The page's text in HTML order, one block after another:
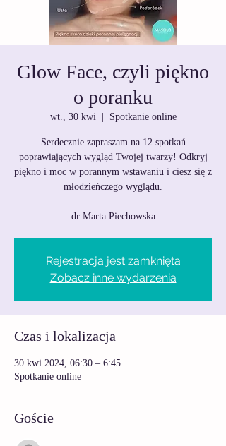
Glow Face, czyli piękno
o poranku
wt., 30 kwi
  |
Spotkanie online
Serdecznie zapraszam na 12 spotkań
poprawiających wygląd Twojej twarzy! Odkryj
piękno i moc w porannym wstawaniu i ciesz się z
młodzieńczego wyglądu.
dr Marta Piechowska
Rejestracja jest zamknięta
Zobacz inne wydarzenia
Czas i lokalizacja
30 kwi 2024, 06:30 – 6:45
Spotkanie online
Goście